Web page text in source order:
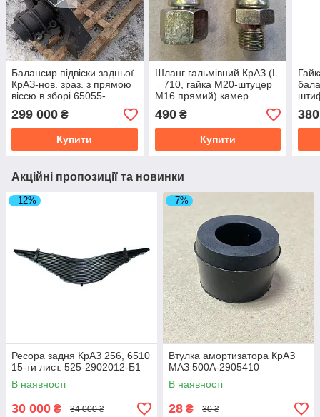
Балансир підвіски задньої
КрАЗ-нов. зраз. з прямою
віссю в зборі 65055-
2918005-10
299 000 ₴
Купити
Шланг гальмівний КрАЗ (L
= 710, гайка М20-штуцер
М16 прямий) камер
передніх 65055-3506060-
01
490₴
Купити
380
Акційні пропозиції та новинки
–12%
Ресора задня КрАЗ 256, 6510
15-ти лист. 525-2902012-Б1
В наявності
30 000 ₴ 34 000 ₴
–7%
Втулка амортизатора КрАЗ
МАЗ 500А-2905410
В наявності
28 ₴ 30 ₴